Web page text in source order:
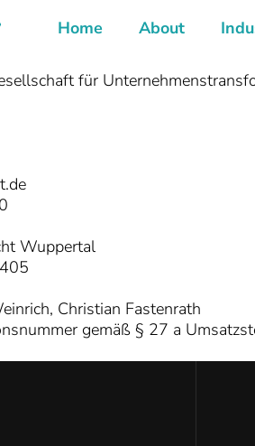
Home About
für
Wuppertal
Christian Fastenrath
gemäß § 27 a